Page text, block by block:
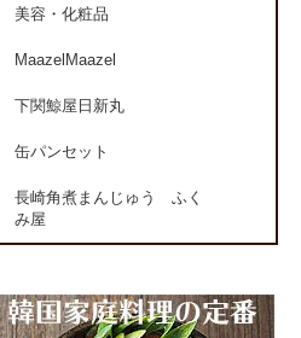
美容・化粧品
MaazelMaazel
下関鯨屋日新丸
缶パンセット
長崎角煮まんじゅう ふく
み屋